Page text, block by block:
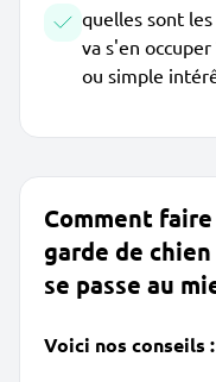
quelles sont
va s'en
ou simple
Comment
garde de
se passe au
Voici nos conseils :